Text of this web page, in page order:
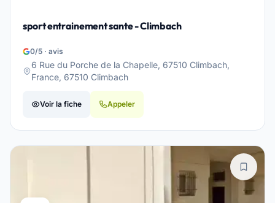
sport entrainement sante - Climbach
0/5 · avis
6 Rue du Porche de la Chapelle, 67510 Climbach,
France, 67510 Climbach
Voir la fiche Appeler